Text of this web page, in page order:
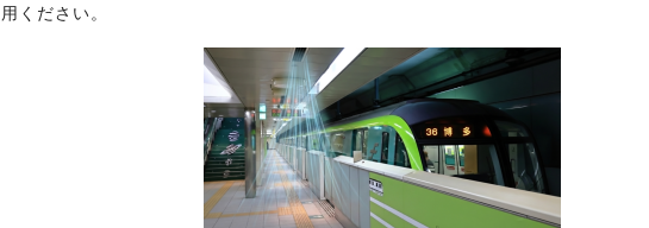
用ください。